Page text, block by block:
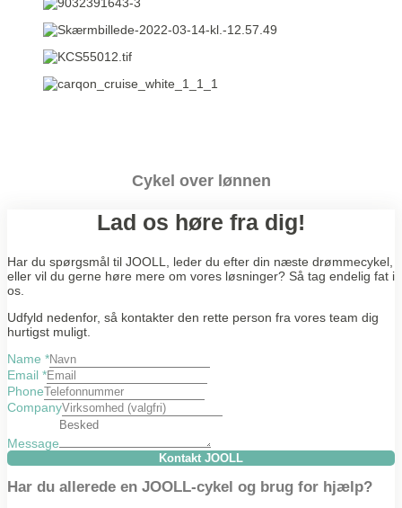
Cykel over lønnen
Lad os høre fra dig!
Har du spørgsmål til JOOLL, leder du efter din næste drømmecykel,
eller vil du gerne høre mere om vores løsninger? Så tag endelig fat i
os.
Udfyld nedenfor, så kontakter den rette person fra vores team dig
hurtigst muligt.
Name *
Email *
Phone
Company
Message
Kontakt JOOLL
Har du allerede en JOOLL-cykel og brug for hjælp?